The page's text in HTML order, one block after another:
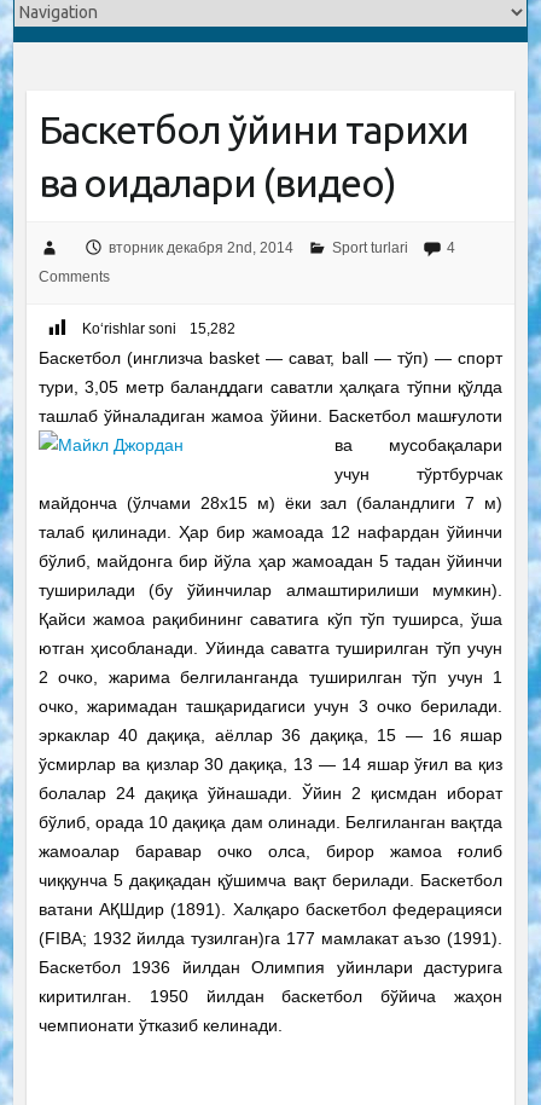
Баскетбол ўйини тарихи
ва қоидалари (видео)
вторник декабря 2nd, 2014 Sport turlari
4
Comments
Ko‘rishlar soni 15,282
Баскетбол (инглизча basket — сават, ball — тўп) — спорт
тури, 3,05 метр баланддаги саватли ҳалқага тўпни қўлда
ташлаб ўйналадиган жамоа ўйини. Баскетбол машғулоти
ва мусобақалари
учун тўртбурчак
майдонча (ўлчами 28х15 м) ёки зал (баландлиги 7 м)
талаб қилинади. Ҳар бир жамоада 12 нафардан ўйинчи
бўлиб, майдонга бир йўла ҳар жамоадан 5 тадан ўйинчи
туширилади (бу ўйинчилар алмаштирилиши мумкин).
Қайси жамоа рақибининг саватига кўп тўп туширса, ўша
ютган ҳисобланади. Уйинда саватга туширилган тўп учун
2 очко, жарима белгиланганда туширилган тўп учун 1
очко, жаримадан ташқаридагиси учун 3 очко берилади.
эркаклар 40 дақиқа, аёллар 36 дақиқа, 15 — 16 яшар
ўсмирлар ва қизлар 30 дақиқа, 13 — 14 яшар ўғил ва қиз
болалар 24 дақиқа ўйнашади. Ўйин 2 қисмдан иборат
бўлиб, орада 10 дақиқа дам олинади. Белгиланган вақтда
жамоалар баравар очко олса, бирор жамоа ғолиб
чиққунча 5 дақиқадан қўшимча вақт берилади. Баскетбол
ватани АҚШдир (1891). Халқаро баскетбол федерацияси
(FIBA; 1932 йилда тузилган)га 177 мамлакат аъзо (1991).
Баскетбол 1936 йилдан Олимпия уйинлари дастурига
киритилган. 1950 йилдан баскетбол бўйича жаҳон
чемпионати ўтказиб келинади.